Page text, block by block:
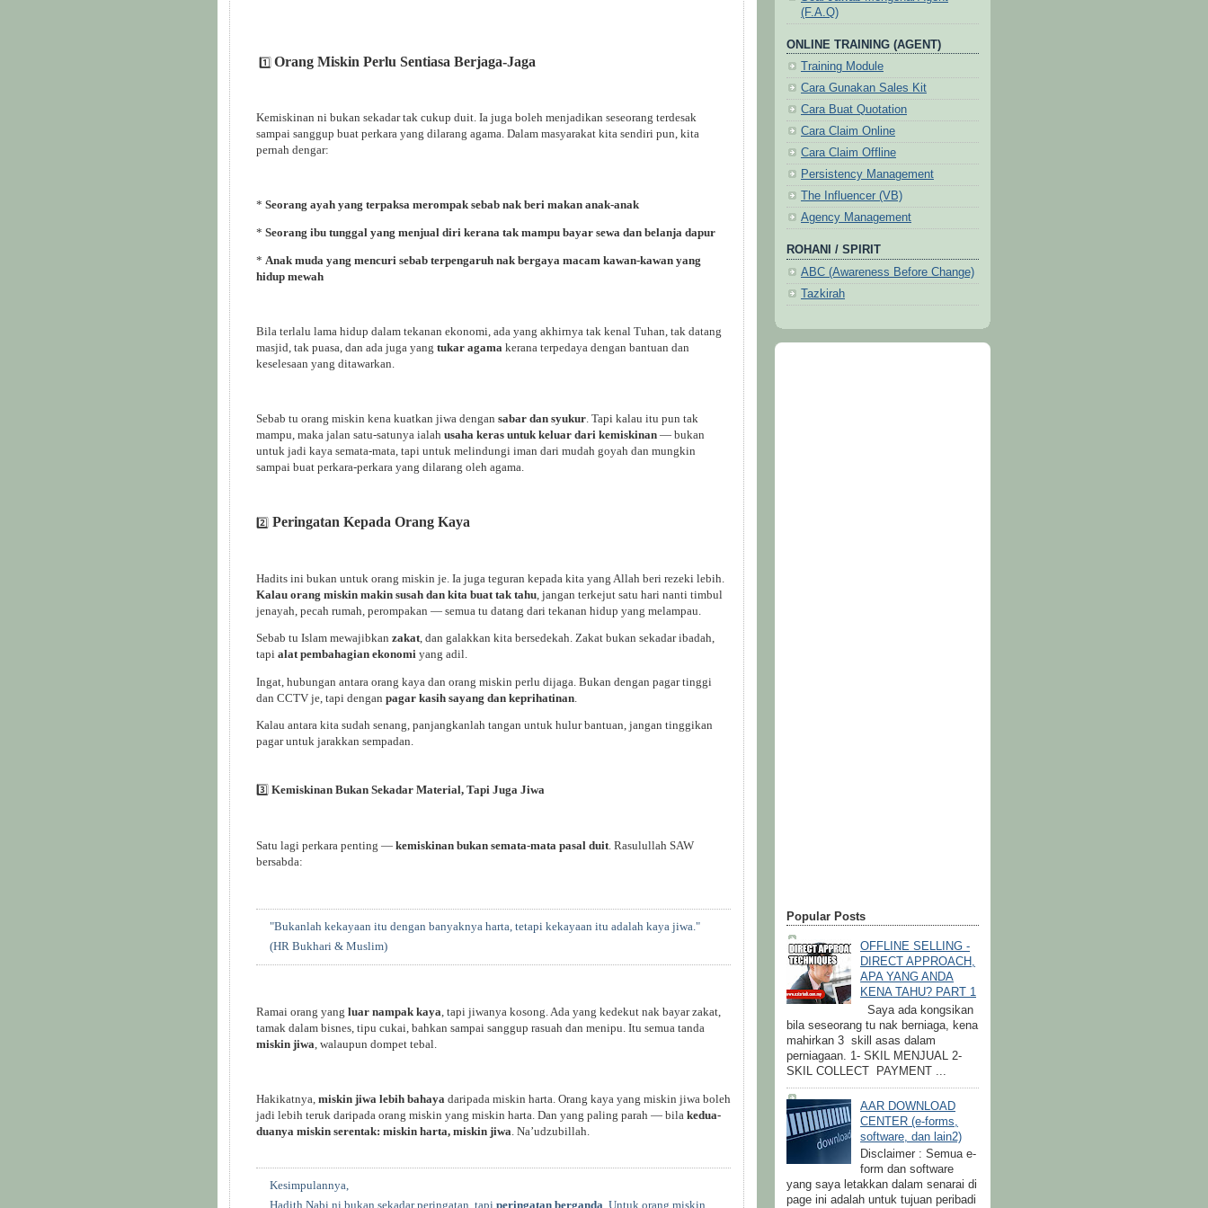
1️⃣ Orang Miskin Perlu Sentiasa Berjaga-Jaga
Kemiskinan ni bukan sekadar tak cukup duit. Ia juga boleh menjadikan seseorang terdesak
sampai sanggup buat perkara yang dilarang agama. Dalam masyarakat kita sendiri pun, kita
pernah dengar:
* Seorang ayah yang terpaksa merompak sebab nak beri makan anak-anak
* Seorang ibu tunggal yang menjual diri kerana tak mampu bayar sewa dan belanja dapur
* Anak muda yang mencuri sebab terpengaruh nak bergaya macam kawan-kawan yang
hidup mewah
Bila terlalu lama hidup dalam tekanan ekonomi, ada yang akhirnya tak kenal Tuhan, tak datang
masjid, tak puasa, dan ada juga yang tukar agama kerana terpedaya dengan bantuan dan
keselesaan yang ditawarkan.
Sebab tu orang miskin kena kuatkan jiwa dengan sabar dan syukur. Tapi kalau itu pun tak
mampu, maka jalan satu-satunya ialah usaha keras untuk keluar dari kemiskinan — bukan
untuk jadi kaya semata-mata, tapi untuk melindungi iman dari mudah goyah dan mungkin
sampai buat perkara-perkara yang dilarang oleh agama.
2️⃣ Peringatan Kepada Orang Kaya
Hadits ini bukan untuk orang miskin je. Ia juga teguran kepada kita yang Allah beri rezeki lebih.
Kalau orang miskin makin susah dan kita buat tak tahu , jangan terkejut satu hari nanti timbul
jenayah, pecah rumah, perompakan — semua tu datang dari tekanan hidup yang melampau.
Sebab tu Islam mewajibkan zakat, dan galakkan kita bersedekah. Zakat bukan sekadar ibadah,
tapi alat pembahagian ekonomi yang adil.
Ingat, hubungan antara orang kaya dan orang miskin perlu dijaga. Bukan dengan pagar tinggi
dan CCTV je, tapi dengan pagar kasih sayang dan keprihatinan
Kalau antara kita sudah senang, panjangkanlah tangan untuk hulur bantuan, jangan tinggikan
pagar untuk jarakkan sempadan.
3️⃣ Kemiskinan Bukan Sekadar Material, Tapi Juga Jiwa
Satu lagi perkara penting — kemiskinan bukan semata-mata pasal duit . Rasulullah SAW
bersabda:
"Bukanlah kekayaan itu dengan banyaknya harta, tetapi kekayaan itu adalah kaya jiwa."
(HR Bukhari & Muslim)
Ramai orang yang luar nampak kaya, tapi jiwanya kosong. Ada yang kedekut nak bayar zakat,
tamak dalam bisnes, tipu cukai, bahkan sampai sanggup rasuah dan menipu. Itu semua tanda
miskin jiwa, walaupun dompet tebal.
Hakikatnya, miskin jiwa lebih bahaya daripada miskin harta. Orang kaya yang miskin jiwa boleh
jadi lebih teruk daripada orang miskin yang miskin harta. Dan yang paling parah — bila kedua-
duanya miskin serentak: miskin harta, miskin jiwa. Na’udzubillah.
Kesimpulannya,
(F.A.Q)
ONLINE TRAINING (AGENT)
Training Module
Cara Gunakan Sales Kit
Cara Buat Quotation
Cara Claim Online
Cara Claim Offline
Persistency Management
The Influencer (VB)
Agency Management
ROHANI / SPIRIT
ABC (Awareness Before Change)
Tazkirah
Popular Posts
OFFLINE SELLING -
DIRECT APPROACH,
APA YANG ANDA
KENA TAHU? PART 1
Saya ada kongsikan
bila seseorang tu nak berniaga, kena
mahirkan 3 skill asas dalam
perniagaan. 1- SKIL MENJUAL 2-
SKIL COLLECT PAYMENT ...
AAR DOWNLOAD
CENTER (e-forms,
software, dan lain2)
Disclaimer : Semua e-
form dan software
yang saya letakkan dalam senarai di
page ini adalah untuk tujuan peribadi